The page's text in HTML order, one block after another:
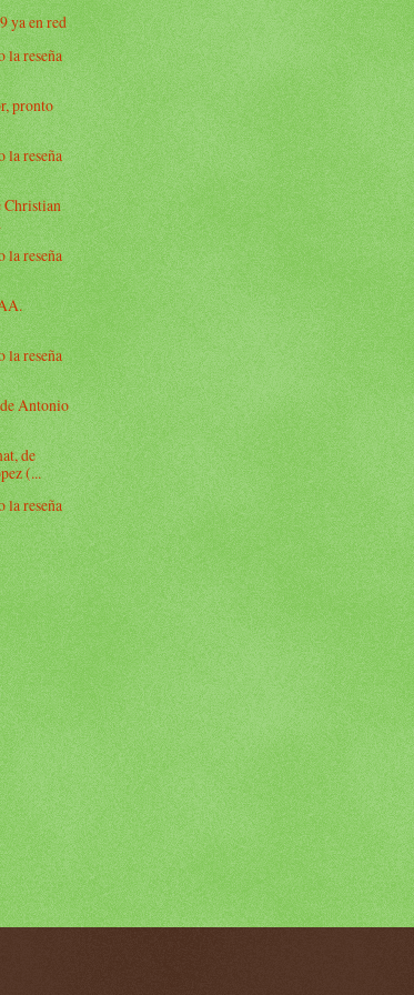
ya en red
la reseña
pronto
la reseña
Christian
la reseña
la reseña
Antonio
de
(...
la reseña